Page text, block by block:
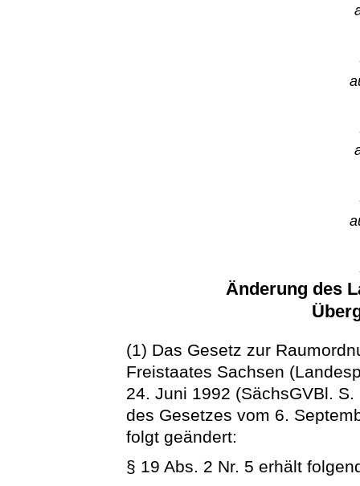
Änderung des
(1) Das Gesetz zur
Freistaates Sachsen
24. Juni 1992 (SächsGVBl.
des Gesetzes vom 6.
folgt geändert:
§ 19 Abs. 2 Nr. 5 erhält